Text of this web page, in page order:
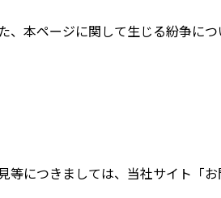
本ページに関して生じる紛争に
につきましては、当社サイト「お